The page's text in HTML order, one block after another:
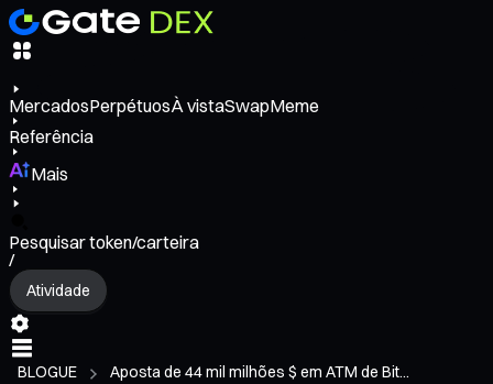
MercadosPerpétuosÀ vistaSwapMeme
Referência
Mais
Pesquisar token/carteira
/
Atividade
BLOGUE Aposta de 44 mil milhões $ em ATM de Bit...